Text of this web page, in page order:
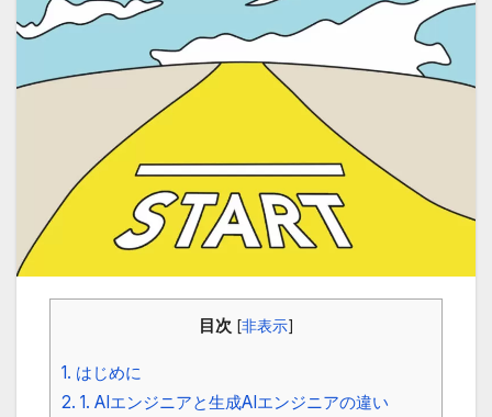
目次 [非表示]
1. はじめに
2. 1. AIエンジニアと生成AIエンジニアの違い